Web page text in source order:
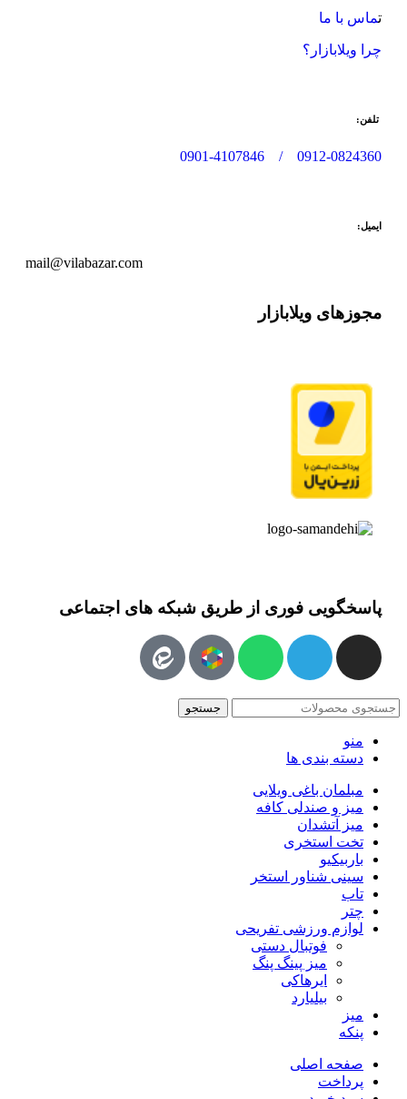
تماس با ما
چرا ویلابازار؟
تلفن:
0912-0824360
/ 0901-4107846
ایمیل:
mail@vilabazar.com
مجوزهای ویلابازار
پاسخگویی فوری از طریق شبکه های اجتماعی
جستجو
منو
دسته بندی ها
مبلمان باغی ویلایی
میز و صندلی کافه
میز آتشدان
تخت استخری
باربیکیو
سینی شناور استخر
تاب
چتر
لوازم ورزشی تفریحی
فوتبال دستی
میز پینگ پنگ
ایرهاکی
بیلیارد
میز
پنکه
صفحه اصلی
پرداخت